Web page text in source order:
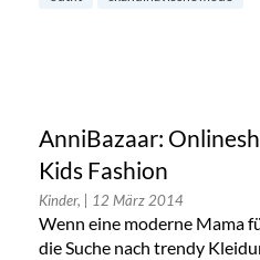
AnniBazaar:
Kids Fashion
Kinder, | 12 März 2014
Wenn eine moderne Mama
die Suche nach trendy